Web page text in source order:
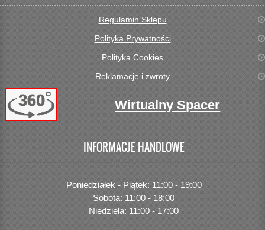
Regulamin Sklepu
Polityka Prywatności
Polityka Cookies
Reklamacje i zwroty
Wirtualny Spacer
INFORMACJE HANDLOWE
Poniedziałek - Piątek: 11:00 - 19:00
Sobota: 11:00 - 18:00
Niedziela: 11:00 - 17:00